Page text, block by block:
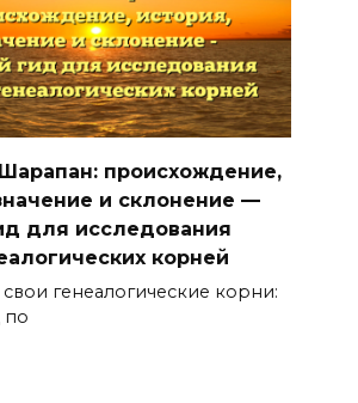
происхождение,
и склонение —
для исследования
корней
генеалогические корни:
по